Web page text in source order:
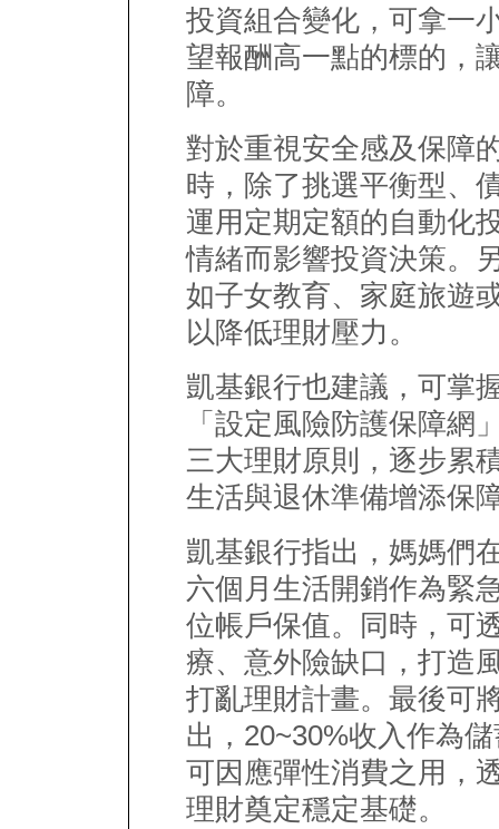
投資組合變化，可拿一
望報酬高一點的標的，
障。
對於重視安全感及保障
時，除了挑選平衡型、
運用定期定額的自動化
情緒而影響投資決策。
如子女教育、家庭旅遊
以降低理財壓力。
凱基銀行也建議，可掌
「設定風險防護保障網
三大理財原則，逐步累
生活與退休準備增添保
凱基銀行指出，媽媽們
六個月生活開銷作為緊
位帳戶保值。同時，可
療、意外險缺口，打造
打亂理財計畫。最後可
出，20~30%收入作為
可因應彈性消費之用，
理財奠定穩定基礎。